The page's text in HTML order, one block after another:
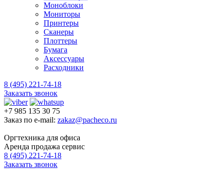
Моноблоки
Мониторы
Принтеры
Сканеры
Плоттеры
Бумага
Аксессуары
Расходники
8 (495) 221-74-18
Заказать звонок
+7 985 135 30 75
Заказ по e-mail: zakaz@pacheco.ru
Оргтехника для офиса
Аренда продажа сервис
8 (495) 221-74-18
Заказать звонок